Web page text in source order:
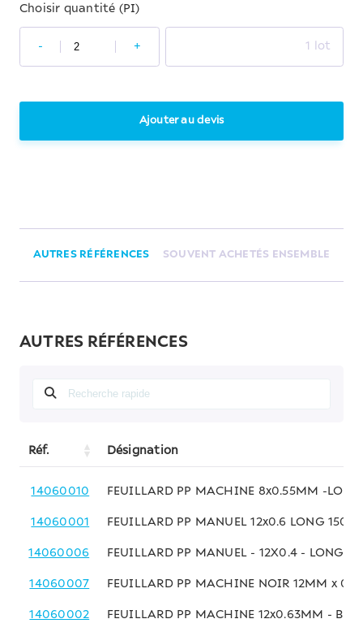
Choisir quantité (PI)
- + 1 lot
Ajouter au devis
AUTRES RÉFÉRENCES SOUVENT ACHETÉS ENSEMBLE
AUTRES RÉFÉRENCES
Réf. Désignation
14060010 FEUILLARD PP MACHINE 8x0.55MM -
14060001 FEUILLARD PP MANUEL 12x0.6 LONG 1500
14060006 FEUILLARD PP MANUEL - 12X0.4 - LONG
14060007 FEUILLARD PP MACHINE NOIR 12MM x
14060002 FEUILLARD PP MACHINE 12x0.63MM -